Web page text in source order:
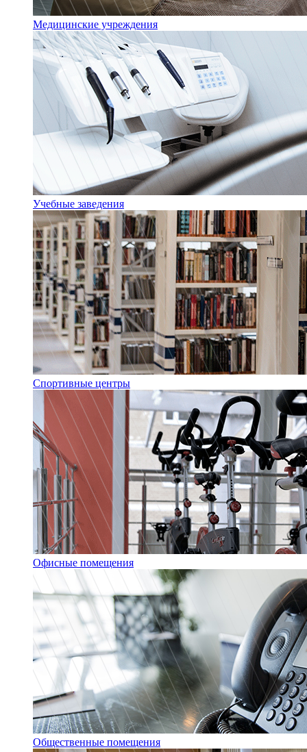
Медицинские учреждения
Учебные заведения
Спортивные центры
Офисные помещения
Общественные помещения